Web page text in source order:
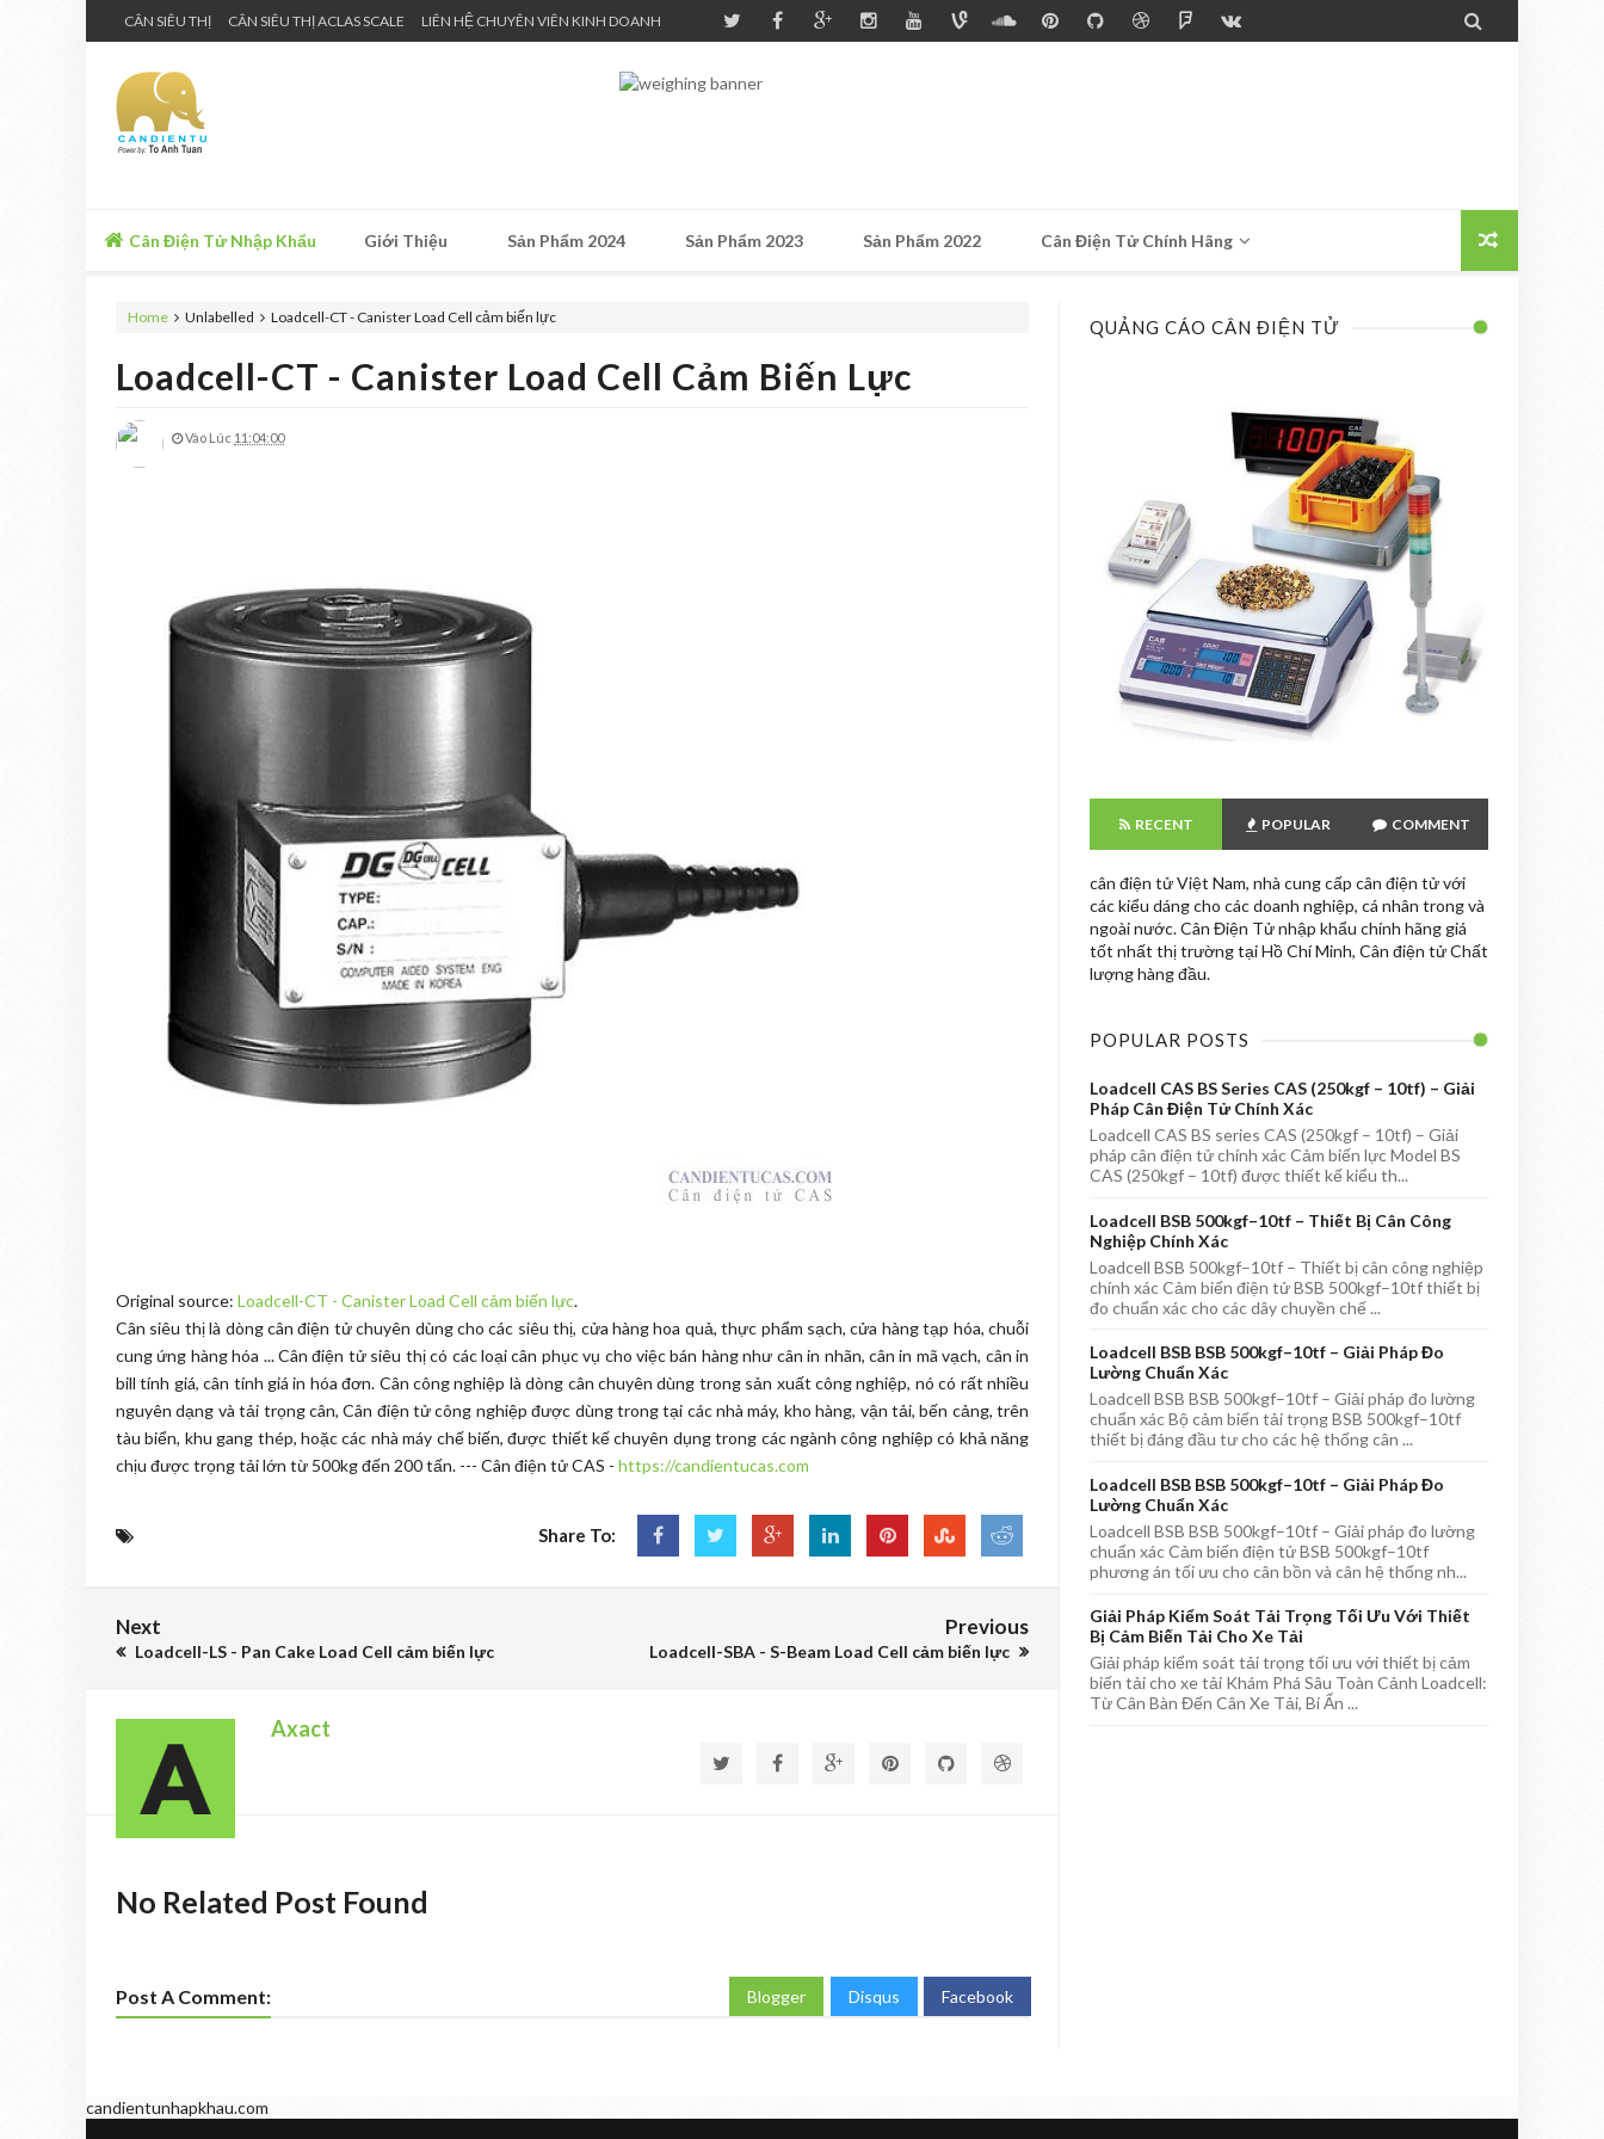
CÂN SIÊU THỊ CÂN SIÊU THỊ ACLAS SCALE LIÊN HỆ CHUYÊN VIÊN KINH DOANH 
Cân Điện Tử Nhập Khẩu Giới Thiệu Sản Phẩm 2024 Sản Phẩm 2023 Sản Phẩm 2022 Cân Điện Tử Chính Hãng
Home Unlabelled Loadcell-CT - Canister Load Cell cảm biến lực
Loadcell-CT - Canister Load Cell Cảm Biến Lực
Vào Lúc 11:04:00
Original source: Loadcell-CT - Canister Load Cell cảm biến lực.
Cân siêu thị là dòng cân điện tử chuyên dùng cho các siêu thị, cửa hàng hoa quả, thực phẩm sạch, cửa hàng tạp hóa, chuỗi
cung ứng hàng hóa ... Cân điện tử siêu thị có các loại cân phục vụ cho việc bán hàng như cân in nhãn, cân in mã vạch, cân in
bill tính giá, cân tính giá in hóa đơn. Cân công nghiệp là dòng cân chuyên dùng trong sản xuất công nghiệp, nó có rất nhiều
nguyên dạng và tải trọng cân, Cân điện tử công nghiệp được dùng trong tại các nhà máy, kho hàng, vận tải, bến cảng, trên
tàu biển, khu gang thép, hoặc các nhà máy chế biến, được thiết kế chuyên dụng trong các ngành công nghiệp có khả năng
chịu được trọng tải lớn từ 500kg đến 200 tấn. --- Cân điện tử CAS - https://candientucas.com
Share To:
Next
Loadcell-LS - Pan Cake Load Cell cảm biến lực
Previous
Loadcell-SBA - S-Beam Load Cell cảm biến lực
Axact
No Related Post Found
Post A Comment: Blogger Disqus Facebook
QUẢNG CÁO CÂN ĐIỆN TỬ
RECENT POPULAR COMMENT
cân điện tử Việt Nam, nhà cung cấp cân điện tử với
các kiểu dáng cho các doanh nghiệp, cá nhân trong và
ngoài nước. Cân Điện Tử nhập khẩu chính hãng giá
tốt nhất thị trường tại Hồ Chí Minh, Cân điện tử Chất
lượng hàng đầu.
POPULAR POSTS
Loadcell CAS BS Series CAS (250kgf – 10tf) – Giải
Pháp Cân Điện Tử Chính Xác
Loadcell CAS BS series CAS (250kgf – 10tf) – Giải
pháp cân điện tử chính xác Cảm biến lực Model BS
CAS (250kgf – 10tf) được thiết kế kiểu th...
Loadcell BSB 500kgf–10tf – Thiết Bị Cân Công
Nghiệp Chính Xác
Loadcell BSB 500kgf–10tf – Thiết bị cân công nghiệp
chính xác Cảm biến điện tử BSB 500kgf–10tf thiết bị
đo chuẩn xác cho các dây chuyền chế ...
Loadcell BSB BSB 500kgf–10tf – Giải Pháp Đo
Lường Chuẩn Xác
Loadcell BSB BSB 500kgf–10tf – Giải pháp đo lường
chuẩn xác Bộ cảm biến tải trọng BSB 500kgf–10tf
thiết bị đáng đầu tư cho các hệ thống cân ...
Loadcell BSB BSB 500kgf–10tf – Giải Pháp Đo
Lường Chuẩn Xác
Loadcell BSB BSB 500kgf–10tf – Giải pháp đo lường
chuẩn xác Cảm biến điện tử BSB 500kgf–10tf
phương án tối ưu cho cân bồn và cân hệ thống nh...
Giải Pháp Kiểm Soát Tải Trọng Tối Ưu Với Thiết
Bị Cảm Biến Tải Cho Xe Tải
Giải pháp kiểm soát tải trọng tối ưu với thiết bị cảm
biến tải cho xe tải Khám Phá Sâu Toàn Cảnh Loadcell:
Từ Cân Bàn Đến Cân Xe Tải, Bí Ẩn ...
candientunhapkhau.com